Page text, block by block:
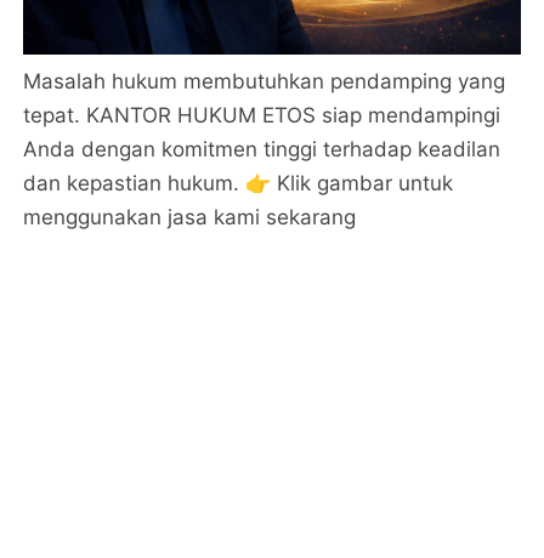
Masalah hukum membutuhkan pendamping yang
tepat. KANTOR HUKUM ETOS siap mendampingi
Anda dengan komitmen tinggi terhadap keadilan
dan kepastian hukum. 👉 Klik gambar untuk
menggunakan jasa kami sekarang